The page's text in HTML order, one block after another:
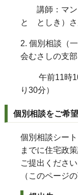
講師：マン
と としき）さ
2. 個別相談（
会むさしの支部
午前11時10
り30分）
個別相談をご希
個別相談シー
までに住宅政
ご提出くださ
（このページ